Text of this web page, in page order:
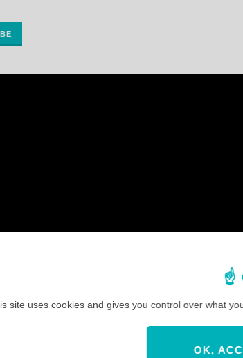
site uses cookies and gives you control over what
OK,